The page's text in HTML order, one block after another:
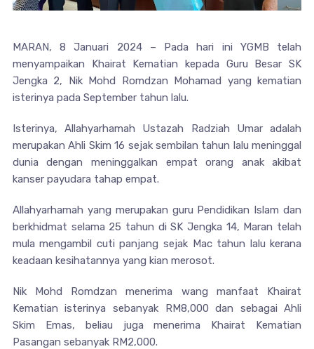
MARAN, 8 Januari 2024 – Pada hari ini YGMB telah
menyampaikan Khairat Kematian kepada Guru Besar SK
Jengka 2, Nik Mohd Romdzan Mohamad yang kematian
isterinya pada September tahun lalu.
Isterinya, Allahyarhamah Ustazah Radziah Umar adalah
merupakan Ahli Skim 16 sejak sembilan tahun lalu meninggal
dunia dengan meninggalkan empat orang anak akibat
kanser payudara tahap empat.
Allahyarhamah yang merupakan guru Pendidikan Islam dan
berkhidmat selama 25 tahun di SK Jengka 14, Maran telah
mula mengambil cuti panjang sejak Mac tahun lalu kerana
keadaan kesihatannya yang kian merosot.
Nik Mohd Romdzan menerima wang manfaat Khairat
Kematian isterinya sebanyak RM8,000 dan sebagai Ahli
Skim Emas, beliau juga menerima Khairat Kematian
Pasangan sebanyak RM2,000.